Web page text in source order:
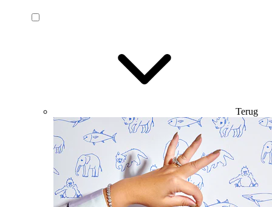
Terug